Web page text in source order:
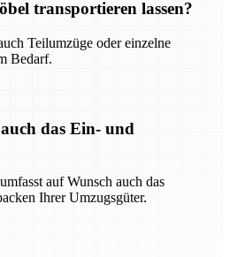
transportieren lassen?
Teilumzüge oder einzelne
Bedarf.
das Ein- und
auf Wunsch auch das
Ihrer Umzugsgüter.